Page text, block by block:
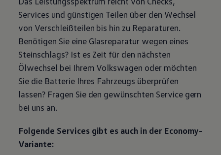
Magazin
Lifestyle
Transport
Elektromobilität
Volkswagen R
Pannen- und Unfallhilfe
Volkswagen Kundenbetreuung
Services und günstigen Teilen über den Wechsel
von Verschleißteilen bis hin zu Reparaturen.
Benötigen Sie eine Glasreparatur wegen eines
Steinschlags? Ist es Zeit für den nächsten
Ölwechsel bei Ihrem Volkswagen oder möchten
Sie die Batterie Ihres Fahrzeugs überprüfen
lassen? Fragen Sie den gewünschten Servicegern
bei uns an.
Folgende Services gibt es auch in der Economy-
Variante: